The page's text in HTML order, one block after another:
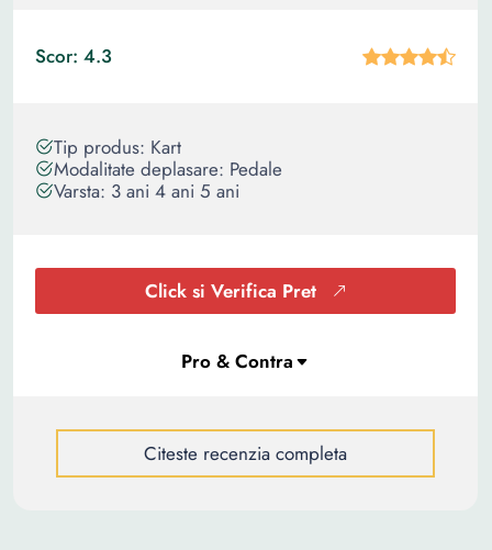
Scor: 4.3
Tip produs: Kart
Modalitate deplasare: Pedale
Varsta: 3 ani 4 ani 5 ani
Click si Verifica Pret
Citeste recenzia completa